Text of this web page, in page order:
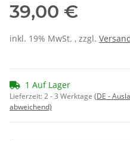
39,00 €
inkl. 19% MwSt. , zzgl.
1 Auf Lager
Lieferzeit:2 - 3 Werktage (DE -
abweichend)